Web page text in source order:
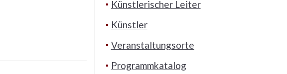
Künstlerischer Leiter
Künstler
Veranstaltungsorte
Programmkatalog